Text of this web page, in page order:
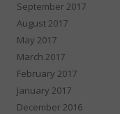
September 2017
August 2017
May 2017
March 2017
February 2017
January 2017
December 2016